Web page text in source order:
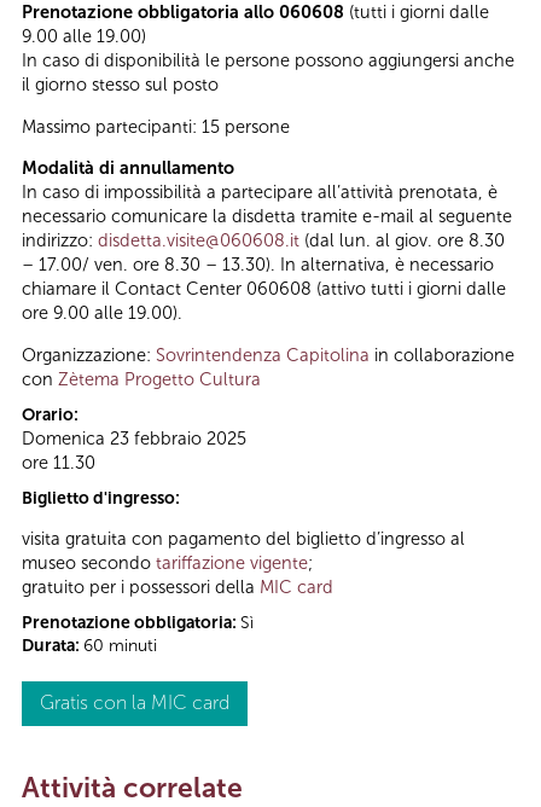
Prenotazione obbligatoria allo 060608 (tutti i giorni dalle
9.00 alle 19.00)
In caso di disponibilità le persone possono aggiungersi anche
il giorno stesso sul posto
Massimo partecipanti: 15 persone
Modalità di annullamento
In caso di impossibilità a partecipare all’attività prenotata, è
necessario comunicare la disdetta tramite e-mail al seguente
indirizzo: disdetta.visite@060608.it (dal lun. al giov. ore 8.30
– 17.00/ ven. ore 8.30 – 13.30). In alternativa, è necessario
chiamare il Contact Center 060608 (attivo tutti i giorni dalle
ore 9.00 alle 19.00).
Organizzazione: Sovrintendenza Capitolina in collaborazione
con Zètema Progetto Cultura
Orario:
Domenica 23 febbraio 2025
ore 11.30
Biglietto d'ingresso:
visita gratuita con pagamento del biglietto d’ingresso al
museo secondo tariffazione vigente;
gratuito per i possessori della MIC card
Prenotazione obbligatoria: Sì
Durata: 60 minuti
Gratis con la MIC card
Attività correlate